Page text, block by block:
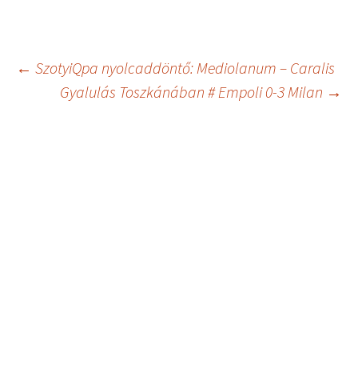
Bejegyzés
← SzotyiQpa nyolcaddöntő: Mediolanum – Caralis
Gyalulás Toszkánában # Empoli 0-3 Milan →